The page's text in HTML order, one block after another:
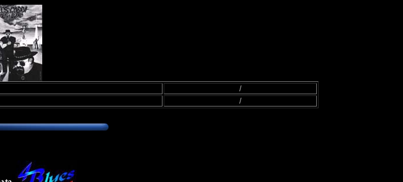
/
/